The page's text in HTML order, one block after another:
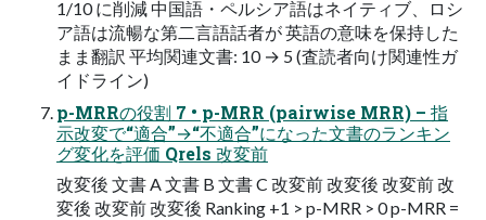
1/10 に削減 中国語・ペルシア語はネイティブ、ロシ
ア語は流暢な第二言語話者が 英語の意味を保持した
まま翻訳 平均関連文書: 10 → 5 (査読者向け関連性ガ
イドライン)
p-MRRの役割 7 • p-MRR (pairwise MRR) – 指
示改変で“適合”→“不適合”になった文書のランキン
グ変化を評価 Qrels 改変前
改変後 文書 A 文書 B 文書 C 改変前 改変後 改変前 改
変後 改変前 改変後 Ranking +1 > p-MRR > 0 p-MRR =